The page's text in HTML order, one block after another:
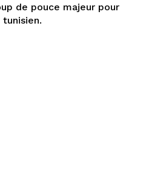
de pouce majeur pour